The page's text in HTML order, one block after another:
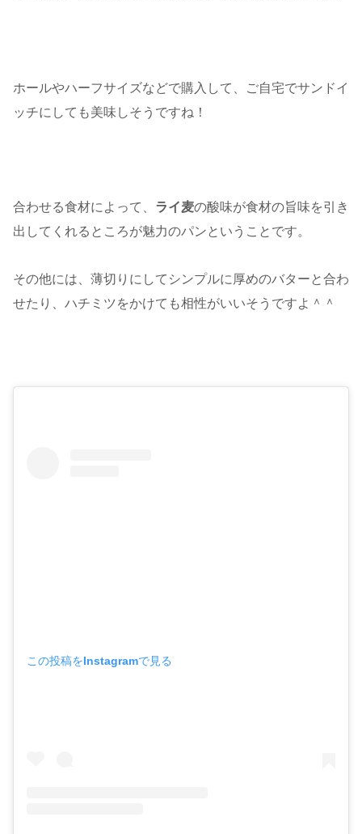
ホールやハーフサイズなどで購入して、ご自宅でサンドイ
ッチにしても美味しそうですね！
合わせる食材によって、 ライ麦の酸味が食材の旨味を引き
出してくれるところが魅力のパンということです。
その他には、薄切りにしてシンプルに厚めのバターと合わ
せたり、ハチミツをかけても相性がいいそうですよ＾＾
この投稿をInstagramで見る